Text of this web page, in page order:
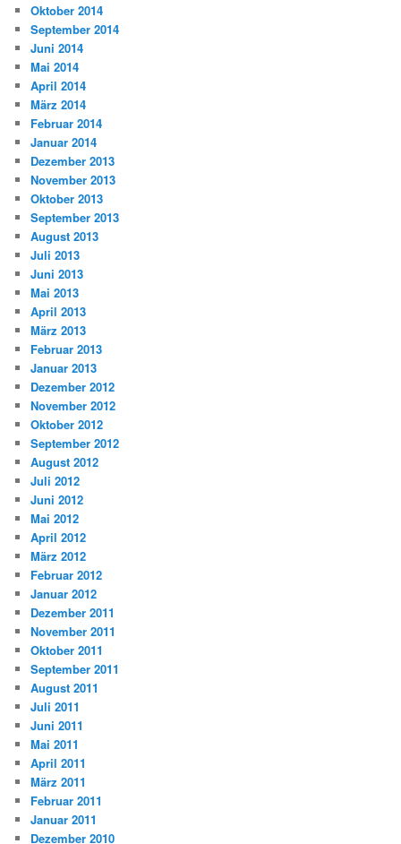
Oktober 2014
September 2014
Juni 2014
Mai 2014
April 2014
März 2014
Februar 2014
Januar 2014
Dezember 2013
November 2013
Oktober 2013
September 2013
August 2013
Juli 2013
Juni 2013
Mai 2013
April 2013
März 2013
Februar 2013
Januar 2013
Dezember 2012
November 2012
Oktober 2012
September 2012
August 2012
Juli 2012
Juni 2012
Mai 2012
April 2012
März 2012
Februar 2012
Januar 2012
Dezember 2011
November 2011
Oktober 2011
September 2011
August 2011
Juli 2011
Juni 2011
Mai 2011
April 2011
März 2011
Februar 2011
Januar 2011
Dezember 2010